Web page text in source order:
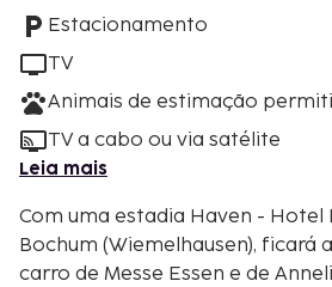
Estacionamento
TV
Animais de estimação
TV a cabo ou via satélite
Leia mais
Com uma estadia Haven - Hotel
Bochum (Wiemelhausen), ficará
carro de Messe Essen e de